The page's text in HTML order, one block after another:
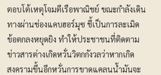
ตอบโต้เหตุโจมตีเรือพาณิชย์ ขณะกำลังเดิน
ทางผ่านช่องแคบฮอร์มุซ ชี้เป็นการละเมิด
ข้อตกลงหยุดยิง ทำให้ประชาชนที่ติดตาม
ข่าวสารต่างเกิดหวั่นวิตกกังวลว่าหากเกิด
สงครามขึ้นอีกหวั่นการขาดแคลนน้ำมันจะ